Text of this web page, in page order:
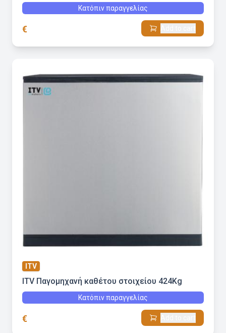
Κατόπιν παραγγελίας
€
ITV
ITV Παγομηχανή καθέτου στοιχείου 424Kg
Κατόπιν παραγγελίας
€